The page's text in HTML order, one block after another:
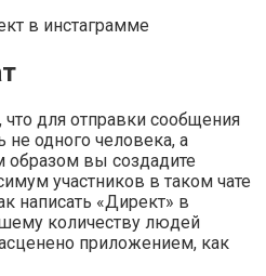
для отправки сообщения
одного человека, а
образом вы создадите
участников в таком чате
написать «Директ» в
количеству людей
приложением, как